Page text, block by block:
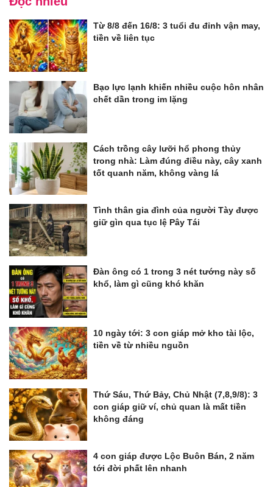
Từ 8/8 đến 16/8: 3 tuổi đu đỉnh vận may,
tiền về liên tục
Bạo lực lạnh khiến nhiều cuộc hôn nhân
chết dần trong im lặng
Cách trồng cây lưỡi hổ phong thủy
trong nhà: Làm đúng điều này, cây xanh
tốt quanh năm, không vàng lá
Tình thân gia đình của người Tày được
giữ gìn qua tục lệ Pây Tái
Đàn ông có 1 trong 3 nét tướng này số
khổ, làm gì cũng khó khăn
10 ngày tới: 3 con giáp mở kho tài lộc,
tiền về từ nhiều nguồn
Thứ Sáu, Thứ Bảy, Chủ Nhật (7,8,9/8): 3
con giáp giữ ví, chủ quan là mất tiền
không đáng
4 con giáp được Lộc Buôn Bán, 2 năm
tới đời phất lên nhanh